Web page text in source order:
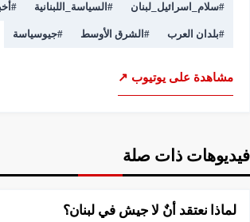
#سلام_اسرائيل_لبنان # السياسة_اللبنانية #
#بلدان العرب # الشرق الأوسط #جيوسياسة
مشاهدة على يوتيوب ↗
فيديوهات ذات صلة
6:35
▶فيديو
لماذا نعتقد أنٌ لا جيش في لبنان؟